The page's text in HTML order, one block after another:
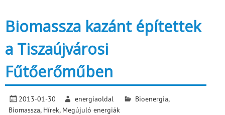
Biomassza kazánt építettek
a Tiszaújvárosi
Fűtőerőműben
2013-01-30 energiaoldal Bioenergia,
Biomassza, Hírek, Megújuló energiák